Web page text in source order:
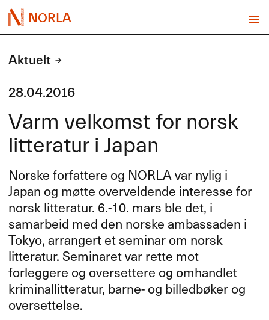
NORLA
Aktuelt
28.04.2016
Varm velkomst for norsk
litteratur i Japan
Norske forfattere og NORLAvar nylig i
Japan og møtte overveldende interesse for
norsk litteratur. 6.-10. mars ble det, i
samarbeid med den norske ambassaden i
Tokyo, arrangert et seminar om norsk
litteratur. Seminaret var rette mot
forleggere og oversettere og omhandlet
kriminallitteratur, barne- og billedbøker og
oversettelse.